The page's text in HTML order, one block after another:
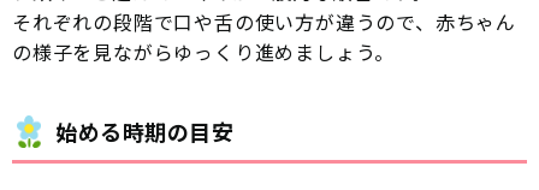
それぞれの段階で口や舌の使い方が違うので、赤ちゃん
の様子を見ながらゆっくり進めましょう。
始める時期の目安